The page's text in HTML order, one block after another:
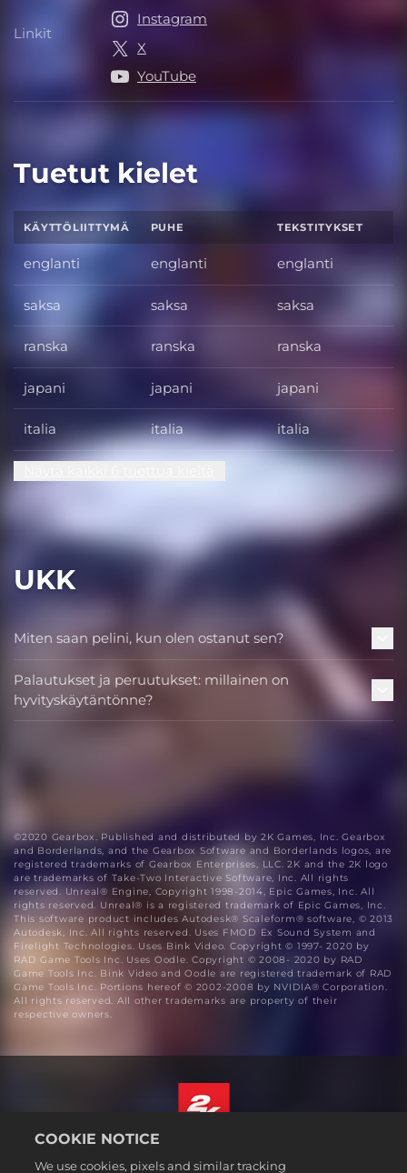
Linkit Linkit
Instagram
X
YouTube
Tuetut kielet
KÄYTTÖLIITTYMÄ PUHE TEKSTITYKSET
englanti englanti englanti
saksa saksa saksa
ranska ranska ranska
japani japani japani
italia italia italia
UKK
Miten saan pelini, kun olen ostanut sen?
Palautukset ja peruutukset: millainen on
hyvityskäytäntönne?
©2020 Gearbox. Published and distributed by 2K Games, Inc. Gearbox
and Borderlands, and the Gearbox Software and Borderlands logos, are
registered trademarks of Gearbox Enterprises, LLC. 2K and the 2K logo
are trademarks of Take-Two Interactive Software, Inc. All rights
reserved. Unreal® Engine, Copyright 1998-2014, Epic Games, Inc. All
rights reserved. Unreal® is a registered trademark of Epic Games, Inc.
This software product includes Autodesk® Scaleform® software, © 2013
Autodesk, Inc. All rights reserved. Uses FMOD Ex Sound System and
Firelight Technologies. Uses Bink Video. Copyright © 1997- 2020 by
RAD Game Tools Inc. Uses Oodle. Copyright © 2008- 2020 by RAD
Game Tools Inc. Bink Video and Oodle are registered trademark of RAD
Game Tools Inc. Portions hereof © 2002-2008 by NVIDIA® Corporation.
All rights reserved. All other trademarks are property of their
respective owners.
Suomi
COOKIE NOTICE
We use cookies, pixels and similar tracking